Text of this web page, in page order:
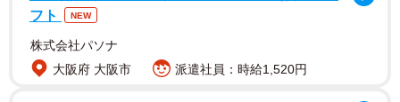
フト
NEW
株式会社パソナ
大阪府 大阪市
派遣社員：時給1,520円